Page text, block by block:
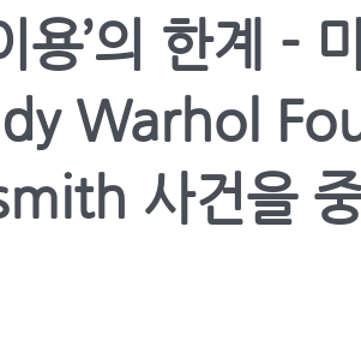
용’의 한계 -
Warhol
사건을